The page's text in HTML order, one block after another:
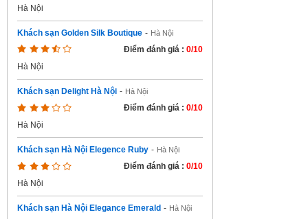
Hà Nội
Khách sạn Golden Silk Boutique - Hà Nội
Điểm đánh giá : 0/10
Hà Nội
Khách sạn Delight Hà Nội - Hà Nội
Điểm đánh giá : 0/10
Hà Nội
Khách sạn Hà Nội Elegence Ruby - Hà Nội
Điểm đánh giá : 0/10
Hà Nội
Khách sạn Hà Nội Elegance Emerald - Hà Nội